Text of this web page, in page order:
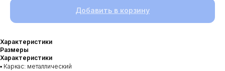
Добавить в корзину
Характеристики
Размеры
Характеристики
▪️ Каркас: металлический